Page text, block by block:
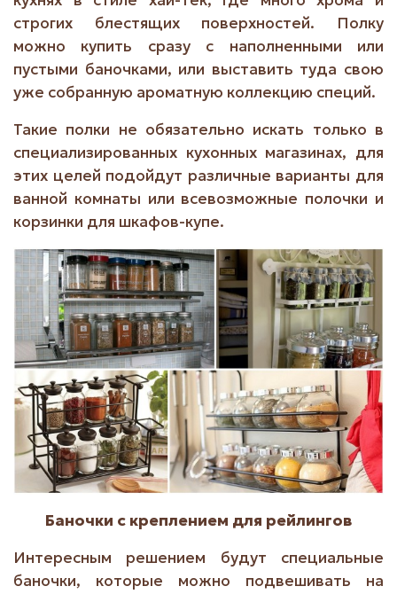
строгих блестящих поверхностей. Полку
можно купить сразу с наполненными или
пустыми баночками, или выставить туда свою
уже собранную ароматную коллекцию специй.
Такие полки не обязательно искать только в
специализированных кухонных магазинах, для
этих целей подойдут различные варианты для
ванной комнаты или всевозможные полочки и
корзинки для шкафов-купе.
Баночки с креплением для рейлингов
Интересным решением будут специальные
баночки, которые можно подвешивать на